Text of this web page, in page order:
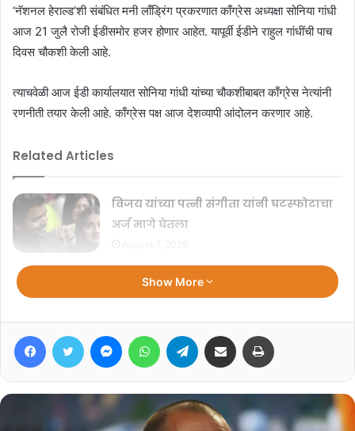
‘नॅशनल हेराल्ड’शी संबंधित मनी लाँड्रिंग प्रकरणात काँग्रेस अध्यक्षा सोनिया गांधी
आज 21 जुलै रोजी ईडीसमोर हजर होणार आहेत. यापूर्वी ईडीने राहुल गांधींची पाच
दिवस चौकशी केली आहे.
त्याचवेळी आज ईडी कार्यालयात सोनिया गांधी यांच्या चौकशीबाबत काँग्रेस नेत्यांनी
रणनीती तयार केली आहे. काँग्रेस पक्ष आज देशव्यापी आंदोलन करणार आहे.
Related Articles
विजय यांच्या पत्नी संगीता यांनी घटस्फोटाचा
अर्ज मागे घेतला
‘आंदोलन म्हणजे लाठीमार नाही’;
विद्यार्थ्यांवरील पोलिस कारवाईवर सर्वोच्च
न्यायालयाची टिप्पणी
July 27, 2026
सूत्रांनी दिलेल्या माहितीनुसार, सोनिया गांधी यांच्या हजेरीच्या पार्श्वभूमीवर काँग्रेसने
Show More
FacebookTwitter MessengerWhatsAppTelegram Share via Email